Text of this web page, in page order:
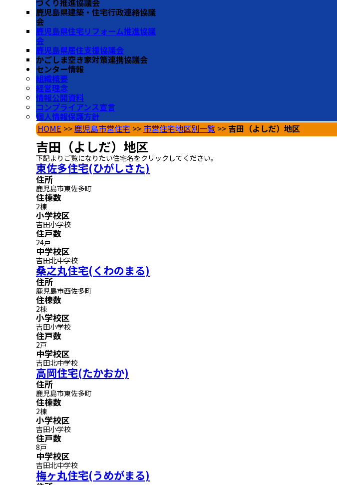
づくり推進協議会
鹿児島県建築・住宅行政連絡協議
会
鹿児島県住宅リフォーム推進協議
会
鹿児島県居住支援協議会
かごしま空き家対策連携協議会
センター情報
組織概要
経営理念
情報公開資料
コンプライアンス宣言
個人情報保護方針
HOME >>鹿児島市営住宅 >> 市営住宅地区別一覧 >> 吉田（よしだ）地区
吉田（よしだ）地区
下記よりご覧になりたい住宅名をクリックしてください。
東佐多住宅(ひがしさた)
住所
鹿児島市東佐多町
住棟数
2棟
小学校区
吉田小学校
住戸数
24戸
中学校区
吉田北中学校
桑之丸住宅(くわのまる)
住所
鹿児島市西佐多町
住棟数
2棟
小学校区
吉田小学校
住戸数
2戸
中学校区
吉田北中学校
高岡住宅(たかおか)
住所
鹿児島市東佐多町
住棟数
2棟
小学校区
吉田小学校
住戸数
8戸
中学校区
吉田北中学校
梅ヶ丸住宅(うめがまる)